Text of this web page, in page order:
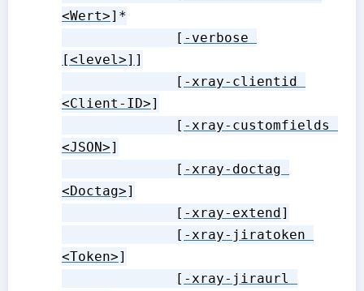
<Wert>]*
              [
-verbose
[<level>] ]
              [
-xray-clientid
<Client-ID>]
              [
-xray-customfields
<JSON>]
              [
-xray-doctag
<Doctag>]
              [
-xray-extend]
              [
-xray-jiratoken
<Token>]
              [
-xray-jiraurl